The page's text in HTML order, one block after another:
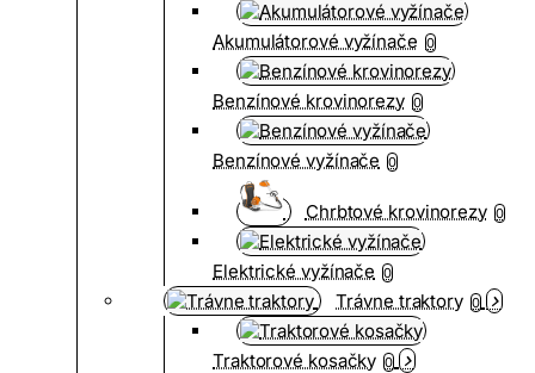
Akumulátorové vyžínače 0
Benzínové krovinorezy 0
Benzínové vyžínače 0
Chrbtové krovinorezy 0
Elektrické vyžínače 0
Trávne traktory 0
Traktorové kosačky 0